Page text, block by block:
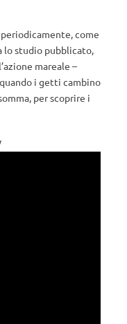
come
lo studio pubblicato,
mareale –
i getti cambino
per scoprire i